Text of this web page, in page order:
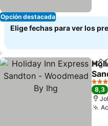
Opción destacada
Elige fechas para ver los
Ihg
Ver
3
8,3